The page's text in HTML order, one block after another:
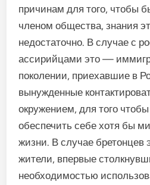
причинам для того, чтобы
членом общества, знания
недостаточно. В случае с
ассирийцами это —
поколении, приехавшие в
вынужденные
окружением, для того
обеспечить себе хотя бы
жизни. В случае бретонцев
жители, впервые
необходимостью